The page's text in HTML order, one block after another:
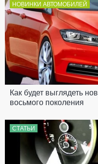
НОВИНКИ АВТОМОБИЛЕЙ
Как будет выглядеть
восьмого поколения
СТАТЬИ